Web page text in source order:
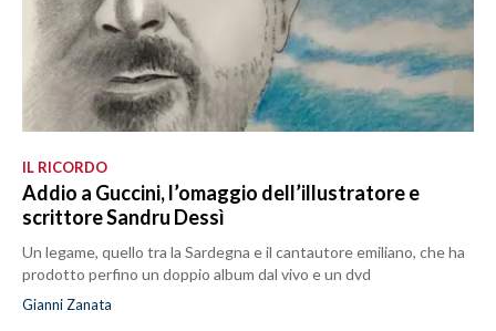
IL RICORDO
Addio a Guccini, l’omaggio dell’illustratore e
scrittore Sandru Dessì
Un legame, quello tra la Sardegna e il cantautore emiliano, che ha
prodotto perfino un doppio album dal vivo e un dvd
Gianni Zanata